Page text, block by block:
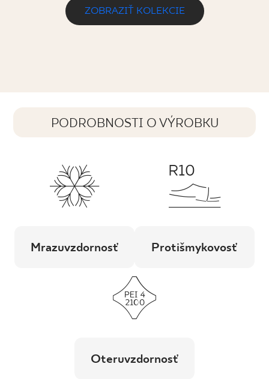
ZOBRAZIŤ KOLEKCIE
PODROBNOSTI O VÝROBKU
Mrazuvzdornosť Protišmykovosť
Oteruvzdornosť